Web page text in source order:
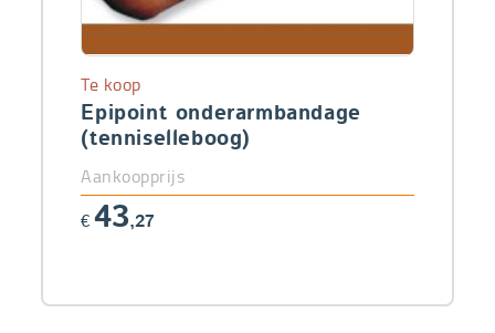
Epipoint onderarmbandage
(tenniselleboog)
Te koop
Aankoopprijs
€ 43,27